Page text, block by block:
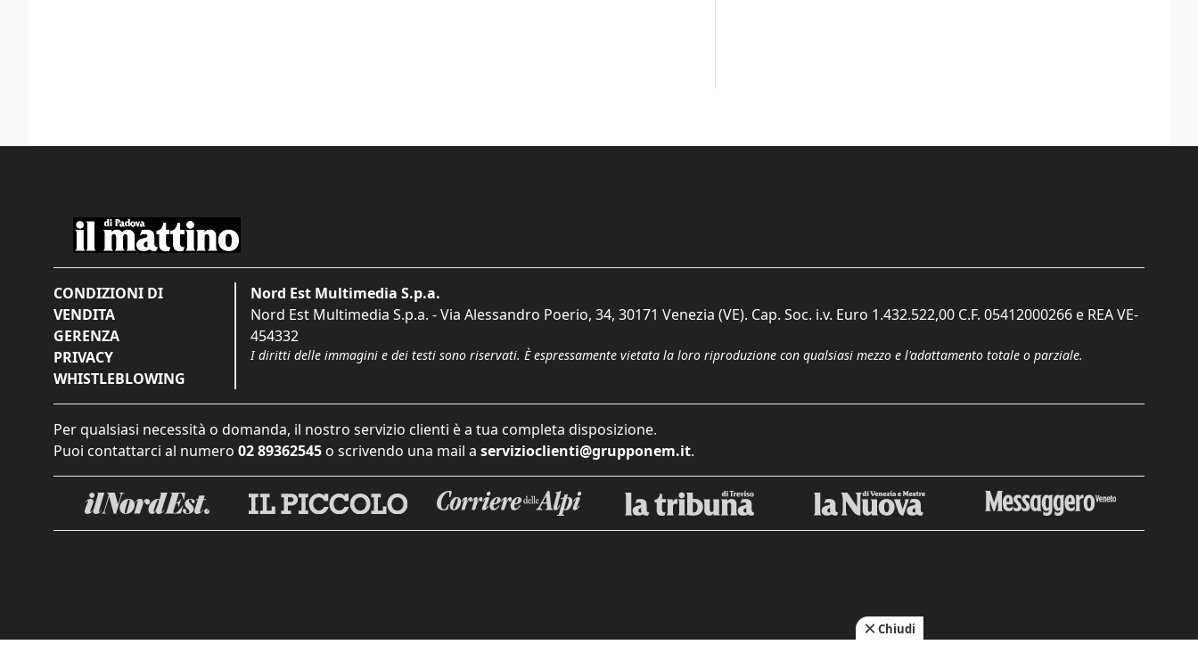
CONDIZIONI DI
VENDITA
GERENZA
PRIVACY
WHISTLEBLOWING
Nord Est Multimedia S.p.a.
Nord Est Multimedia S.p.a. - Via Alessandro Poerio, 34, 30171 Venezia (VE). Cap. Soc. i.v. Euro 1.432.522,00 C.F. 05412000266 e REA VE-
454332
I diritti delle immagini e dei testi sono riservati. È espressamente vietata la loro riproduzione con qualsiasi mezzo e l'adattamento totale o parziale.
Per qualsiasi necessità o domanda, il nostro servizio clienti è a tua completa disposizione.
Puoi contattarci al numero 02 89362545 o scrivendo una mail a servizioclienti@grupponem.it.
Chiudi